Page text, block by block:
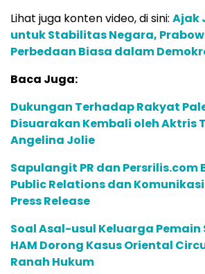
Lihat juga konten video, di sini: Ajak
untuk Stabilitas Negara,
Perbedaan Biasa dalam
Baca Juga:
Dukungan Terhadap Rakyat
Disuarakan Kembali oleh Aktris
Angelina Jolie
Sapulangit PR dan Persrilis.com
Public Relations dan
Press Release
Soal Asal-usul Keluarga Pemain
HAM Dorong Kasus Oriental
Ranah Hukum